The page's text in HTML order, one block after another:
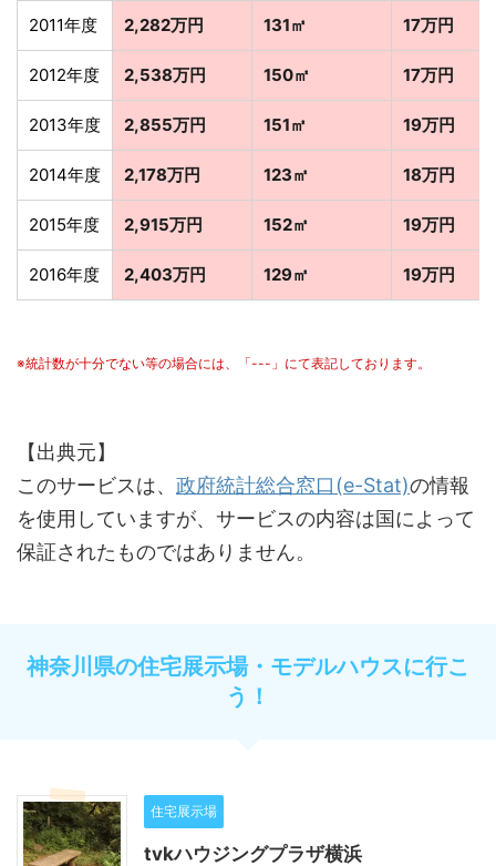
2011年度 2,282万円 131㎡ 17万円
2012年度 2,538万円 150㎡ 17万円
2013年度 2,855万円 151㎡ 19万円
2014年度 2,178万円 123㎡ 18万円
2015年度 2,915万円 152㎡ 19万円
2016年度 2,403万円 129㎡ 19万円
※統計数が十分でない等の場合には、「---」にて表記しております。
【出典元】
このサービスは、 政府統計総合窓口(e-Stat)の情報
を使用していますが、サービスの内容は国によって
保証されたものではありません。
神奈川県の住宅展示場・モデルハウスに行こ
う！
住宅展示場
tvkハウジングプラザ横浜